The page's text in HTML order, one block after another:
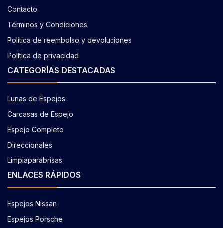
Contacto
Términos y Condiciones
Política de reembolso y devoluciones
Política de privacidad
CATEGORÍAS DESTACADAS
Lunas de Espejos
Carcasas de Espejo
Espejo Completo
Direccionales
Limpiaparabrisas
ENLACES RÁPIDOS
Espejos Nissan
Espejos Porsche